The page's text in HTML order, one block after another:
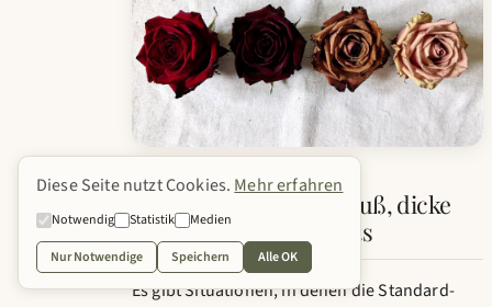
Spezialfälle: Brautstrauß, dicke
Blumen, Arrangements
Es gibt Situationen, in denen die Standard-
Diese Seite nutzt Cookies. Mehr erfahren
Notwendig Statistik
Medien
Nur Notwendige
Speichern Alle OK